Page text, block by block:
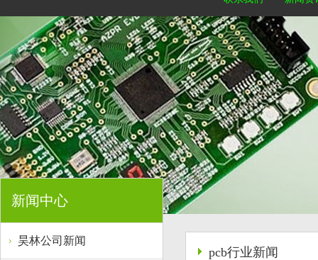
新闻中心
昊林公司新闻
pcb行业新闻